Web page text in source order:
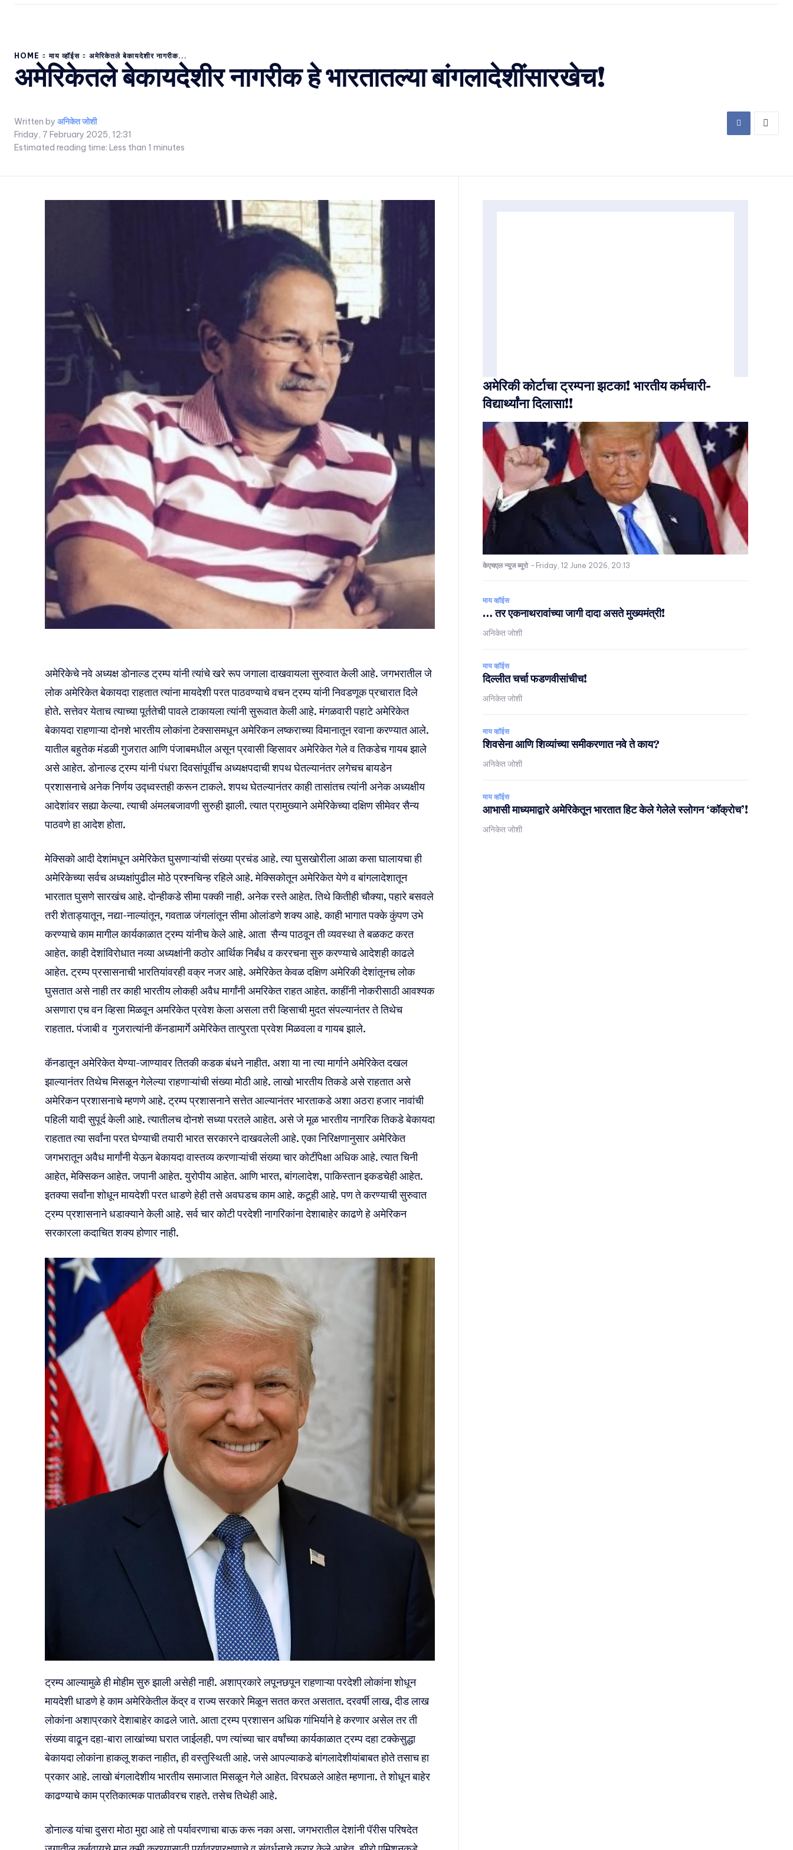
HOME माय व्हॉईस अमेरिकेतले बेकायदेशीर नागरीक...
अमेरिकेतले बेकायदेशीर नागरीक हे भारतातल्या बांगलादेशींसारखेच!
Written by अनिकेत जोशी
Friday, 7 February 2025, 12:31
Estimated reading time: Less than 1 minutes
अमेरिकेचे नवे अध्यक्ष डोनाल्ड ट्रम्प यांनी त्यांचे खरे रूप जगाला दाखवायला सुरुवात केली आहे. जगभरातील जे
लोक अमेरिकेत बेकायदा राहतात त्यांना मायदेशी परत पाठवण्याचे वचन ट्रम्प यांनी निवडणूक प्रचारात दिले
होते. सत्तेवर येताच त्याच्या पूर्ततेची पावले टाकायला त्यांनी सुरूवात केली आहे. मंगळवारी पहाटे अमेरिकेत
बेकायदा राहणाऱ्या दोनशे भारतीय लोकांना टेक्सासमधून अमेरिकन लष्कराच्या विमानातून रवाना करण्यात आले.
यातील बहुतेक मंडळी गुजरात आणि पंजाबमधील असून प्रवासी व्हिसावर अमेरिकेत गेले व तिकडेच गायब झाले
असे आहेत. डोनाल्ड ट्रम्प यांनी पंधरा दिवसांपूर्वीच अध्यक्षपदाची शपथ घेतल्यानंतर लगेचच बायडेन
प्रशासनाचे अनेक निर्णय उद्ध्वस्तही करून टाकले. शपथ घेतल्यानंतर काही तासांतच त्यांनी अनेक अध्यक्षीय
आदेशांवर सह्या केल्या. त्याची अंमलबजावणी सुरुही झाली. त्यात प्रामुख्याने अमेरिकेच्या दक्षिण सीमेवर सैन्य
पाठवणे हा आदेश होता.
मेक्सिको आदी देशांमधून अमेरिकेत घुसणाऱ्यांची संख्या प्रचंड आहे. त्या घुसखोरीला आळा कसा घालायचा ही
अमेरिकेच्या सर्वच अध्यक्षांपुढील मोठे प्रश्नचिन्ह रहिले आहे. मेक्सिकोतून अमेरिकेत येणे व बांगलादेशातून
भारतात घुसणे सारखंच आहे. दोन्हीकडे सीमा पक्की नाही. अनेक रस्ते आहेत. तिथे कितीही चौक्या, पहारे बसवले
तरी शेताड्यातून, नद्या-नाल्यांतून, गवताळ जंगलांतून सीमा ओलांडणे शक्य आहे. काही भागात पक्के कुंपण उभे
करण्याचे काम मागील कार्यकाळात ट्रम्प यांनीच केले आहे. आता सैन्य पाठवून ती व्यवस्था ते बळकट करत
आहेत. काही देशांविरोधात नव्या अध्यक्षांनी कठोर आर्थिक निर्बंध व कररचना सुरु करण्याचे आदेशही काढले
आहेत. ट्रम्प प्रसासनाची भारतियांवरही वक्र नजर आहे. अमेरिकेत केवळ दक्षिण अमेरिकी देशांतूनच लोक
घुसतात असे नाही तर काही भारतीय लोकही अवैध मार्गांनी अमरिकेत राहत आहेत. काहींनी नोकरीसाठी आवश्यक
असणारा एच वन व्हिसा मिळवून अमरिकेत प्रवेश केला असला तरी व्हिसाची मुदत संपल्यानंतर ते तिथेच
राहतात. पंजाबी व गुजरात्यांनी कॅनडामार्गे अमेरिकेत तात्पुरता प्रवेश मिळवला व गायब झाले.
कॅनडातून अमेरिकेत येण्या-जाण्यावर तितकी कडक बंधने नाहीत. अशा या ना त्या मार्गाने अमेरिकेत दखल
झाल्यानंतर तिथेच मिसळून गेलेल्या राहणाऱ्यांची संख्या मोठी आहे. लाखो भारतीय तिकडे असे राहतात असे
अमेरिकन प्रशासनाचे म्हणणे आहे. ट्रम्प प्रशासनाने सत्तेत आल्यानंतर भारताकडे अशा अठरा हजार नावांची
पहिली यादी सुपूर्द केली आहे. त्यातीलच दोनशे सध्या परतले आहेत. असे जे मूळ भारतीय नागरिक तिकडे बेकायदा
राहतात त्या सर्वांना परत घेण्याची तयारी भारत सरकारने दाखवलेली आहे. एका निरिक्षणानुसार अमेरिकेत
जगभरातून अवैध मार्गांनी येऊन बेकायदा वास्तव्य करणाऱ्यांची संख्या चार कोटींपेक्षा अधिक आहे. त्यात चिनी
आहेत, मेक्सिकन आहेत. जपानी आहेत. युरोपीय आहेत. आणि भारत, बांगलादेश, पाकिस्तान इकडचेही आहेत.
इतक्या सर्वांना शोधून मायदेशी परत धाडणे हेही तसे अवघडच काम आहे. कटूही आहे. पण ते करण्याची सुरुवात
ट्रम्प प्रशासनाने धडाक्याने केली आहे. सर्व चार कोटी परदेशी नागरिकांना देशाबाहेर काढणे हे अमेरिकन
सरकारला कदाचित शक्य होणार नाही.
ट्रम्प आल्यामुळे ही मोहीम सुरु झाली असेही नाही. अशाप्रकारे लपूनछपून राहणाऱ्या परदेशी लोकांना शोधून
मायदेशी धाडणे हे काम अमेरिकेतील केंद्र व राज्य सरकारे मिळून सतत करत असतात. दरवर्षी लाख, दीड लाख
लोकांना अशाप्रकारे देशाबाहेर काढले जाते. आता ट्रम्प प्रशासन अधिक गांभिर्याने हे करणार असेल तर ती
संख्या वाढून दहा-बारा लाखांच्या घरात जाईलही. पण त्यांच्या चार वर्षांच्या कार्यकाळात ट्रम्प दहा टक्केसुद्धा
बेकायदा लोकांना हाकलू शकत नाहीत, ही वस्तुस्थिती आहे. जसे आपल्याकडे बांगलादेशीयांबाबत होते तसाच हा
प्रकार आहे. लाखो बंगलादेशीय भारतीय समाजात मिसळून गेले आहेत. विरघळले आहेत म्हणाना. ते शोधून बाहेर
काढण्याचे काम प्रतिकात्मक पातळीवरच राहते. तसेच तिथेही आहे.
डोनाल्ड यांचा दुसरा मोठा मुद्दा आहे तो पर्यावरणाचा बाऊ करू नका असा. जगभरातील देशांनी पॅरीस परिषदेत
अमेरिकी कोर्टाचा ट्रम्पना झटका! भारतीय कर्मचारी-
विद्यार्थ्यांना दिलासा!!
केएचएल न्यूज ब्युरो - Friday, 12 June 2026, 20:13
माय व्हॉईस
… तर एकनाथरावांच्या जागी दादा असते मुख्यमंत्री!
अनिकेत जोशी
माय व्हॉईस
दिल्लीत चर्चा फडणवीसांचीच!
अनिकेत जोशी
माय व्हॉईस
शिवसेना आणि शिव्यांच्या समीकरणात नवे ते काय?
अनिकेत जोशी
माय व्हॉईस
आभासी माध्यमाद्वारे अमेरिकेतून भारतात हिट केले गेलेले स्लोगन ‘कॉक्रोच’!
अनिकेत जोशी